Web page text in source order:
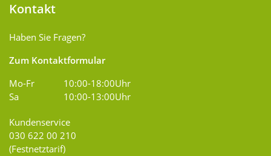
Kontakt
Haben Sie Fragen?
Zum Kontaktformular
Mo-Fr
10:00-18:00Uhr
Sa
10:00-13:00Uhr
Kundenservice
030 622 00 210
(Festnetztarif)